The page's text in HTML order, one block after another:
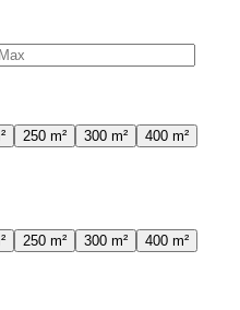
250 m² 300 m²
400 m²
250 m² 300 m²
400 m²